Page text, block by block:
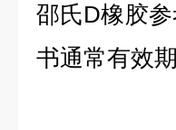
邵氏D橡胶
书通常有效期